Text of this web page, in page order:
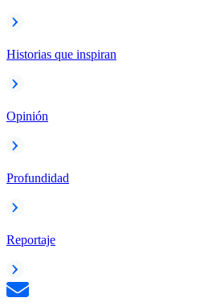
Historias que inspiran
Opinión
Profundidad
Reportaje